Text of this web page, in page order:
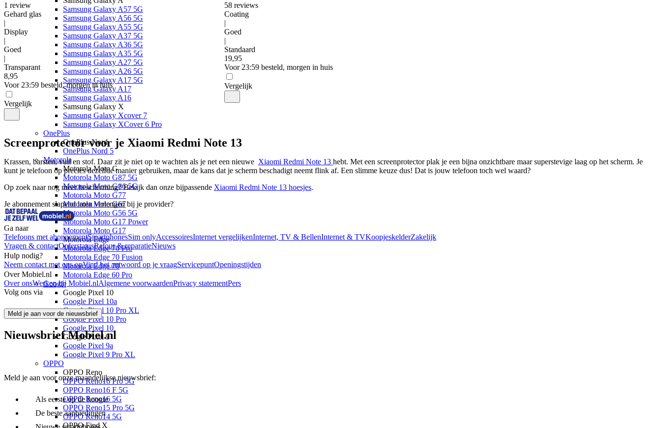
Samsung Galaxy A57 5G
Samsung Galaxy A56 5G
Samsung Galaxy A55 5G
Samsung Galaxy A37 5G
Samsung Galaxy A36 5G
Samsung Galaxy A35 5G
Samsung Galaxy A27 5G
Samsung Galaxy A26 5G
Samsung Galaxy A17 5G
Samsung Galaxy A17
Samsung Galaxy A16
Samsung Galaxy X
Samsung Galaxy Xcover 7
Samsung Galaxy XCover 6 Pro
OnePlus
OnePlus Nord
OnePlus Nord 5
Motorola
Motorola Moto G
Motorola Moto G87 5G
Motorola Moto G86 5G
Motorola Moto G77
Motorola Moto G67
Motorola Moto G56 5G
Motorola Moto G17 Power
Motorola Moto G17
Motorola Edge
Motorola Edge 70 Pro
Motorola Edge 70 Fusion
Motorola Edge 70
Motorola Edge 60 Pro
Google
Google Pixel 10
Google Pixel 10a
Google Pixel 10 Pro XL
Google Pixel 10 Pro
Google Pixel 10
Google Pixel 9
Google Pixel 9a
Google Pixel 9 Pro XL
OPPO
OPPO Reno
OPPO Reno16 Pro 5G
OPPO Reno16 F 5G
OPPO Reno16 5G
OPPO Reno15 Pro 5G
OPPO Reno14 5G
OPPO Find X
1 review
Gehard glas
|
Display
|
Goed
|
Transparant
8,95
Voor 23:59 besteld, morgen in huis
Vergelijk
58 reviews
Coating
|
Goed
|
Standaard
19,95
Voor 23:59 besteld, morgen in huis
Vergelijk
Screenprotector voor je Xiaomi Redmi Note 13
Krassen, barsten, vuil en stof. Daar zit je niet op te wachten als je net een nieuwe Xiaomi Redmi Note 13 hebt. Met een screenprotector plak je een bijna onzichtbare maar superstevige laag op het scherm. Je
kunt je telefoon op precies dezelfde manier gebruiken, maar de kans dat je scherm beschadigt neemt flink af. Een slimme keuze dus! Dat is jouw telefoon toch wel waard?
Op zoek naar nog meer bescherming? Bekijk dan onze bijpassende Xiaomi Redmi Note 13 hoesjes.
Je abonnement slapend laten verlengen bij je provider?
Ga naar
Telefoons met abonnementSmartphonesSim onlyAccessoiresInternet vergelijkenInternet, TV & BellenInternet & TVKoopjeskelderZakelijk
Vragen & contactOrderstatusRetour & reparatieNieuws
Hulp nodig?
Neem contact met ons opVind het antwoord op je vraagServicepuntOpeningstijden
Over Mobiel.nl
Over onsWerken bij Mobiel.nlAlgemene voorwaardenPrivacy statementPers
Volg ons via
Meld je aan voor de nieuwsbrief
Nieuwsbrief Mobiel.nl
Meld je aan voor onze maandelijkse nieuwsbrief:
Als eerste op de hoogte
De beste aanbiedingen